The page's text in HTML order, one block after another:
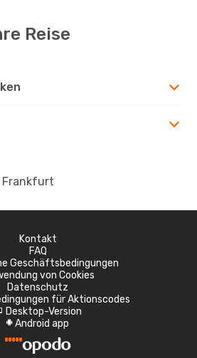
Reise
Kontakt
FAQ
Geschäftsbedingungen
von Cookies
Datenschutz
für Aktionscodes
Desktop-Version
A Android app